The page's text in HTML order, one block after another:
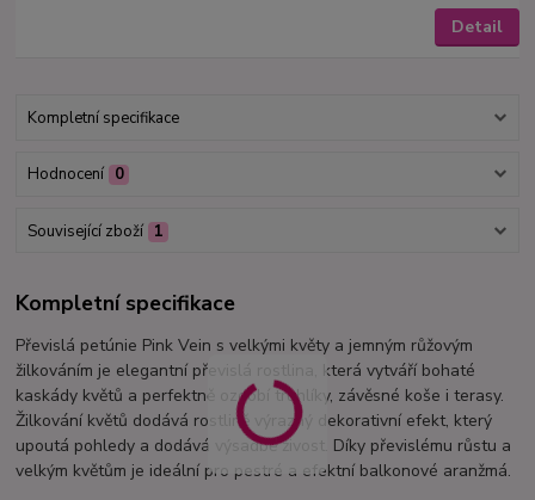
Detail
Kompletní specifikace
Hodnocení 0
Související zboží 1
Kompletní specifikace
Převislá petúnie Pink Vein s velkými květy a jemným růžovým
žilkováním je elegantní převislá rostlina, která vytváří bohaté
kaskády květů a perfektně ozdobí truhlíky, závěsné koše i terasy.
Žilkování květů dodává rostlině výrazný dekorativní efekt, který
upoutá pohledy a dodává výsadbě živost. Díky převislému růstu a
velkým květům je ideální pro pestré a efektní balkonové aranžmá.